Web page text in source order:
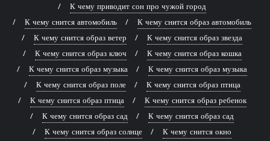
К чему приводит сон про чужой город
К чему снится автомобиль
К чему снится образ автомобиль
К чему снится образ ветер
К чему снится образ звезда
К чему снится образ ключ
К чему снится образ кошка
К чему снится образ музыка
К чему снится образ музыка
К чему снится образ поле
К чему снится образ птица
К чему снится образ птица
К чему снится образ ребенок
К чему снится образ сад
К чему снится образ сад
К чему снится образ солнце
К чему снится окно